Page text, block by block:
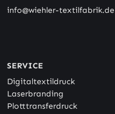
info@wiehler-textilfabrik.de
SERVICE
Digitaltextildruck
Laserbranding
Plotttransferdruck